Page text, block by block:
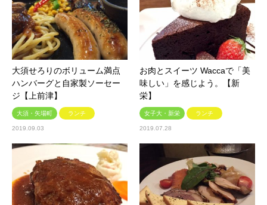
大須せろりのボリューム満点
ハンバーグと自家製ソーセー
ジ【上前津】
大須・矢場町 ランチ
2019.09.03
お肉とスイーツ Waccaで「美
味しい」を感じよう。【新
栄】
女子大・新栄 ランチ
2019.07.28